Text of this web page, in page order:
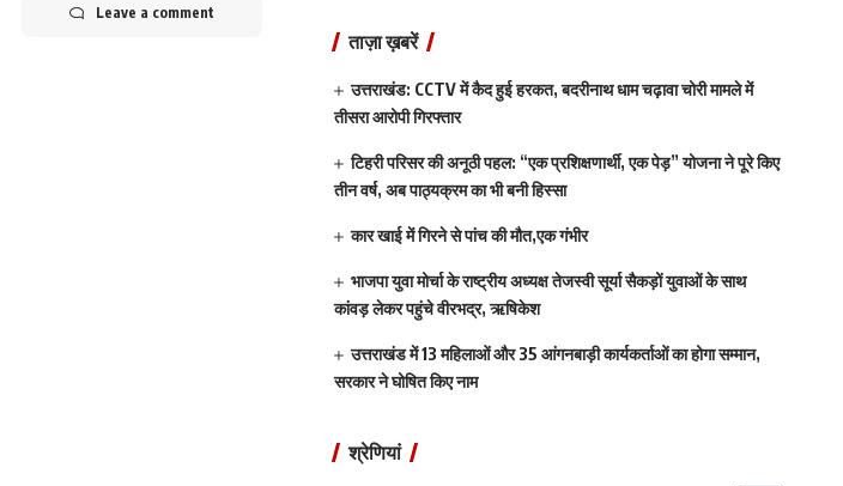
Leave a comment
ताज़ा ख़बरें
उत्तराखंड: CCTV में कैद हुई हरकत, बदरीनाथ धाम चढ़ावा चोरी मामले में
तीसरा आरोपी गिरफ्तार
टिहरी परिसर की अनूठी पहल: “एक प्रशिक्षणार्थी, एक पेड़” योजना ने पूरे किए
तीन वर्ष, अब पाठ्यक्रम का भी बनी हिस्सा
कार खाई में गिरने से पांच की मौत,एक गंभीर
भाजपा युवा मोर्चा के राष्ट्रीय अध्यक्ष तेजस्वी सूर्या सैकड़ों युवाओं के साथ
कांवड़ लेकर पहुंचे वीरभद्र, ऋषिकेश
उत्तराखंड में 13 महिलाओं और 35 आंगनबाड़ी कार्यकर्ताओं का होगा सम्मान,
सरकार ने घोषित किए नाम
श्रेणियां